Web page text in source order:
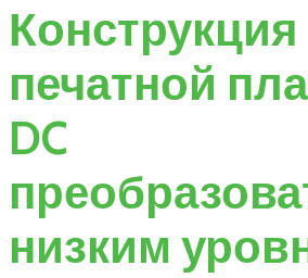
Конструкция
печатной
DC
низким